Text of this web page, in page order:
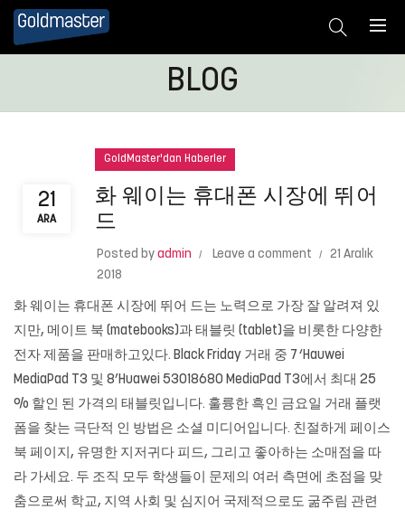
BLOG
21
ARA
GoldMaster'dan Haberler
화 웨이는 휴대폰 시장에 뛰어
드
Posted by admin Leave a comment
21 Aralık
2018
화 웨이는 휴대폰 시장에 뛰어 드는 노력으로 가장 잘 알려져 있
지만, 메이트 북 (matebooks)과 태블릿 (tablet)을 비롯한 다양한
전자 제품을 판매하고있다. Black Friday 거래 중 7 ‘Hauwei
MediaPad T3 및 8’Huawei 53018680 MediaPad T3에서 최대 25
% 할인 된 가격의 태블릿입니다. 훌륭한 흑인 금요일 거래 플랫
폼을 찾는 극단적 인 방법은 소셜 미디어입니다. 친절하게 페이스
북 페이지, 유명한 지저귀다 피드, 그리고 좋아하는 소매점을 따
라 가세요. 두 조직 모두 학생들이 문제의 여러 측면에 초점을 맞
춤으로써 학교, 지역 사회 및 심지어 국제적으로도 굶주림 관련